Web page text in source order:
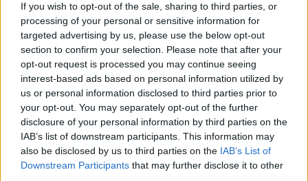
If you wish to opt-out of the sale, sharing to third parties, or
processing of your personal or sensitive information for
targeted advertising by us, please use the below opt-out
section to confirm your selection. Please note that after your
opt-out request is processed you may continue seeing
interest-based ads based on personal information utilized by
us or personal information disclosed to third parties prior to
your opt-out. You may separately opt-out of the further
disclosure of your personal information by third parties on the
IAB’s list of downstream participants. This information may
also be disclosed by us to third parties on the IAB’s List of
Downstream Participants that may further disclose it to other
ΠΡΟΗΓΟΎΜΕΝΟ
Επίδομα θέρμανσης: Οι
προθεσμίες «κλειδιά» και τα
ποσά - Τι ισχύει με τις
πληρωμές μέσω IBAN
29 Νοεμβρίου, 2025
ΕΠΌΜΕΝΟ